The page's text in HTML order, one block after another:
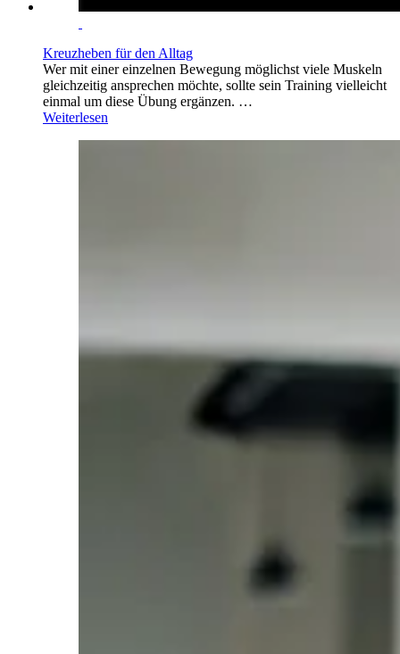
Kreuzheben für den Alltag
Wer mit einer einzelnen Bewegung möglichst viele Muskeln
gleichzeitig ansprechen möchte, sollte sein Training vielleicht
einmal um diese Übung ergänzen. …
Weiterlesen